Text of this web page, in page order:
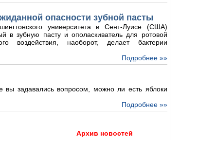
опасности зубной пасты
университета в Сент-Луисе (США)
в зубную пасту и ополаскиватель для ротовой
воздействия, наоборот, делает бактерии
Подробнее »»
вы задавались вопросом, можно ли есть яблоки
Подробнее »»
Архив новостей